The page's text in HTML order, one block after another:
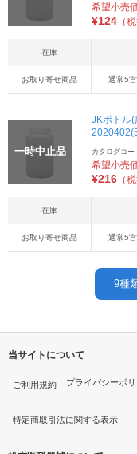
希望小売
¥124 （
在庫
お取り寄せ商品 通常5
一時中止品
JKボトル
カタログコー
希望小売
¥216 （
在庫
お取り寄せ商品 通常5
9種
当サイトについて
ご利用規約 プライバシーポ
特定商取引法に関する表示